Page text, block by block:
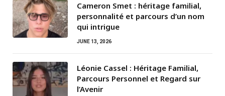
Cameron Smet : héritage familial,
personnalité et parcours d’un nom
qui intrigue
JUNE 13, 2026
Léonie Cassel : Héritage Familial,
Parcours Personnel et Regard sur
l’Avenir